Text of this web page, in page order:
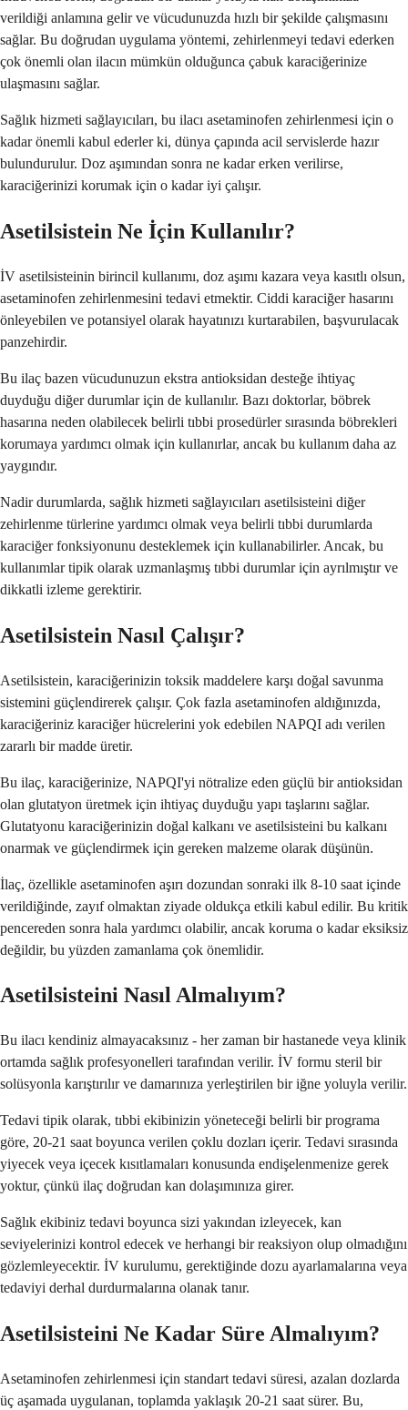
verildiği anlamına gelir ve vücudunuzda hızlı bir şekilde çalışmasını
sağlar. Bu doğrudan uygulama yöntemi, zehirlenmeyi tedavi ederken
çok önemli olan ilacın mümkün olduğunca çabuk karaciğerinize
ulaşmasını sağlar.
Sağlık hizmeti sağlayıcıları, bu ilacı asetaminofen zehirlenmesi için o
kadar önemli kabul ederler ki, dünya çapında acil servislerde hazır
bulundurulur. Doz aşımından sonra ne kadar erken verilirse,
karaciğerinizi korumak için o kadar iyi çalışır.
Asetilsistein Ne İçin Kullanılır?
İV asetilsisteinin birincil kullanımı, doz aşımı kazara veya kasıtlı olsun,
asetaminofen zehirlenmesini tedavi etmektir. Ciddi karaciğer hasarını
önleyebilen ve potansiyel olarak hayatınızı kurtarabilen, başvurulacak
panzehirdir.
Bu ilaç bazen vücudunuzun ekstra antioksidan desteğe ihtiyaç
duyduğu diğer durumlar için de kullanılır. Bazı doktorlar, böbrek
hasarına neden olabilecek belirli tıbbi prosedürler sırasında böbrekleri
korumaya yardımcı olmak için kullanırlar, ancak bu kullanım daha az
yaygındır.
Nadir durumlarda, sağlık hizmeti sağlayıcıları asetilsisteini diğer
zehirlenme türlerine yardımcı olmak veya belirli tıbbi durumlarda
karaciğer fonksiyonunu desteklemek için kullanabilirler. Ancak, bu
kullanımlar tipik olarak uzmanlaşmış tıbbi durumlar için ayrılmıştır ve
dikkatli izleme gerektirir.
Asetilsistein Nasıl Çalışır?
Asetilsistein, karaciğerinizin toksik maddelere karşı doğal savunma
sistemini güçlendirerek çalışır. Çok fazla asetaminofen aldığınızda,
karaciğeriniz karaciğer hücrelerini yok edebilen NAPQI adı verilen
zararlı bir madde üretir.
Bu ilaç, karaciğerinize, NAPQI'yi nötralize eden güçlü bir antioksidan
olan glutatyon üretmek için ihtiyaç duyduğu yapı taşlarını sağlar.
Glutatyonu karaciğerinizin doğal kalkanı ve asetilsisteini bu kalkanı
onarmak ve güçlendirmek için gereken malzeme olarak düşünün.
İlaç, özellikle asetaminofen aşırı dozundan sonraki ilk 8-10 saat içinde
verildiğinde, zayıf olmaktan ziyade oldukça etkili kabul edilir. Bu kritik
pencereden sonra hala yardımcı olabilir, ancak koruma o kadar eksiksiz
değildir, bu yüzden zamanlama çok önemlidir.
Asetilsisteini Nasıl Almalıyım?
Bu ilacı kendiniz almayacaksınız - her zaman bir hastanede veya klinik
ortamda sağlık profesyonelleri tarafından verilir. İV formu steril bir
solüsyonla karıştırılır ve damarınıza yerleştirilen bir iğne yoluyla verilir.
Tedavi tipik olarak, tıbbi ekibinizin yöneteceği belirli bir programa
göre, 20-21 saat boyunca verilen çoklu dozları içerir. Tedavi sırasında
yiyecek veya içecek kısıtlamaları konusunda endişelenmenize gerek
yoktur, çünkü ilaç doğrudan kan dolaşımınıza girer.
Sağlık ekibiniz tedavi boyunca sizi yakından izleyecek, kan
seviyelerinizi kontrol edecek ve herhangi bir reaksiyon olup olmadığını
gözlemleyecektir. İV kurulumu, gerektiğinde dozu ayarlamalarına veya
tedaviyi derhal durdurmalarına olanak tanır.
Asetilsisteini Ne Kadar Süre Almalıyım?
Asetaminofen zehirlenmesi için standart tedavi süresi, azalan dozlarda
üç aşamada uygulanan, toplamda yaklaşık 20-21 saat sürer. Bu,